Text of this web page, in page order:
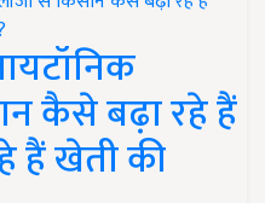
कैसे बढ़ा रहे हैं
हैं खेती की